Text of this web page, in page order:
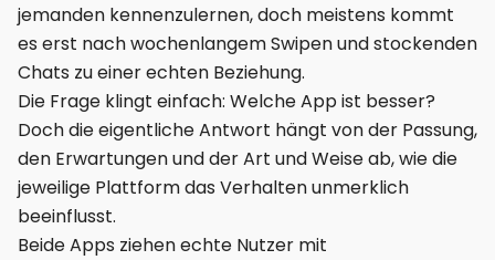
jemanden kennenzulernen, doch meistens kommt
es erst nach wochenlangem Swipen und stockenden
Chats zu einer echten Beziehung.
Die Frage klingt einfach: Welche App ist besser?
Doch die eigentliche Antwort hängt von der Passung,
den Erwartungen und der Art und Weise ab, wie die
jeweilige Plattform das Verhalten unmerklich
beeinflusst.
Beide Apps ziehen echte Nutzer mit